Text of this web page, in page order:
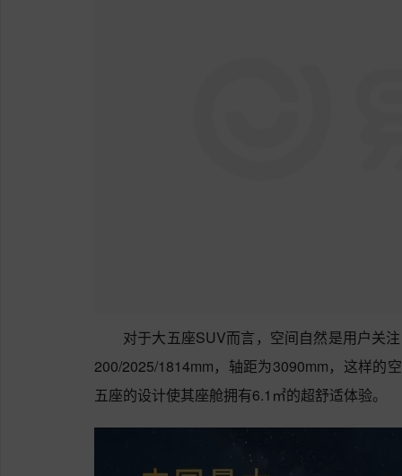
对于大五座SUV而言，空间自然是用户关
200/2025/1814mm，轴距为3090mm，这样的
五座的设计使其座舱拥有6.1㎡的超舒适体验。